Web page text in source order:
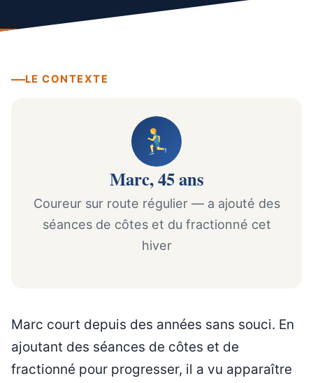
LE CONTEXTE
Marc, 45 ans
Coureur sur route régulier — a ajouté des
séances de côtes et du fractionné cet
hiver
Marc court depuis des années sans souci. En
ajoutant des séances de côtes et de
fractionné pour progresser, il a vu apparaître